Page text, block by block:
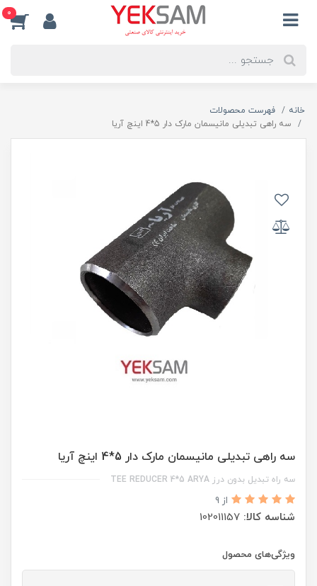
0
خانه
فهرست محصولات
سه راهی تبدیلی مانیسمان مارک دار 5*4 اینچ آریا
سه راهی تبدیلی مانیسمان مارک دار 5*4 اینچ آریا
سه راه تبدیل بدون درز TEE REDUCER 4*5 ARYA
از 9
شناسه کالا: 102011157
ویژگی‌های محصول